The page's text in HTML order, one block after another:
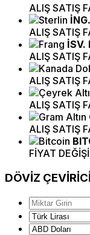
ALIŞ SATIŞ
ALIŞ SATIŞ
İSV.
ALIŞ SATIŞ
ALIŞ SATIŞ
ALIŞ SATIŞ
ALIŞ SATIŞ
FİYAT
DÖVİZ ÇEVİRİCİ